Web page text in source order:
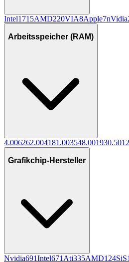
Intel1715AMD220VIA8Apple7nVidia
Arbeitsspeicher (RAM)
4.006262.004181.003548.001930.50
Grafikchip-Hersteller
Nvidia691Intel671 Ati335AMD124SiS